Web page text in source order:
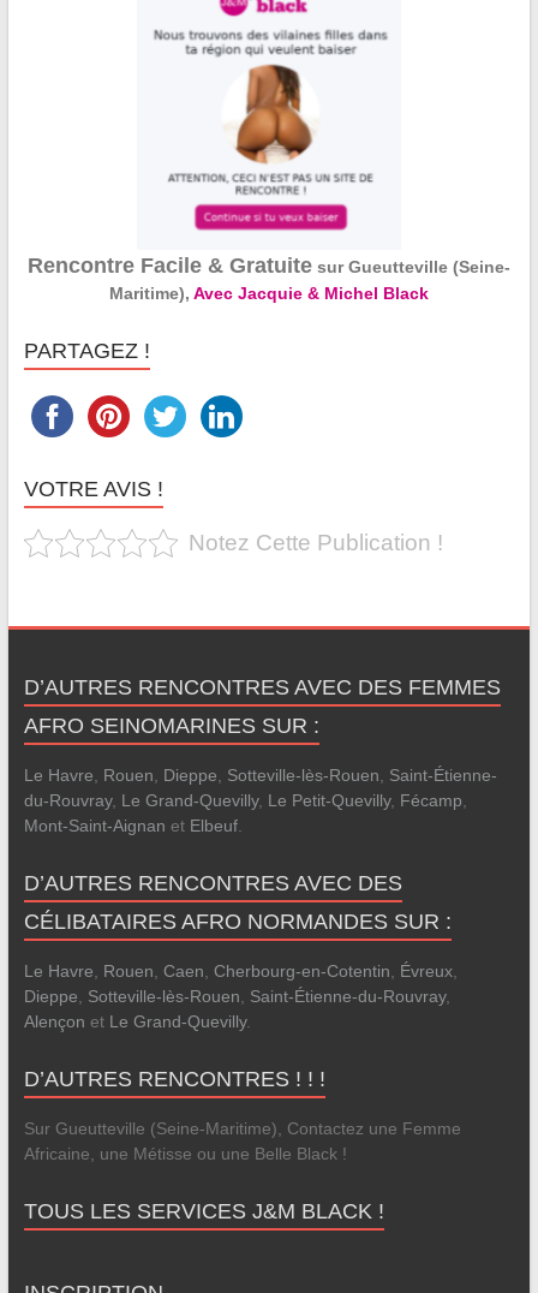
Rencontre Facile & Gratuitesur Gueutteville (Seine-
Maritime), Avec Jacquie & Michel Black
PARTAGEZ !
VOTRE AVIS !
Notez Cette Publication !
D’AUTRES RENCONTRES AVEC DES FEMMES
AFRO SEINOMARINES SUR :
Le Havre Rouen Dieppe Sotteville-lès-Rouen
Saint-Étienne-
du-Rouvray, Le Grand-Quevilly, Le Petit-Quevilly, Fécamp
Mont-Saint-Aignan et Elbeuf.
D’AUTRES RENCONTRES AVEC DES
CÉLIBATAIRES AFRO NORMANDES SUR :
Le Havre Rouen Caen Cherbourg-en-Cotentin Évreux,
Dieppe
Sotteville-lès-Rouen Saint-Étienne-du-Rouvray,
Alençon et Le Grand-Quevilly.
D’AUTRES RENCONTRES ! ! !
Sur Gueutteville (Seine-Maritime), Contactez une Femme
Africaine, une Métisse ou une Belle Black !
TOUS LES SERVICES J&M BLACK !